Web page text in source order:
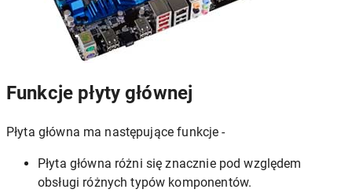
Funkcje płyty głównej
Płyta główna ma następujące funkcje -
Płyta główna różni się znacznie pod względem
obsługi różnych typów komponentów.